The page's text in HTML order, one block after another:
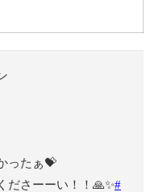
ったぁ💝
ださーーい！！🙏✨#